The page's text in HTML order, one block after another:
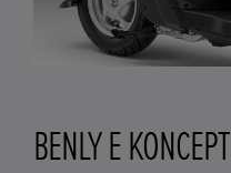
BENLY E KONCEPT